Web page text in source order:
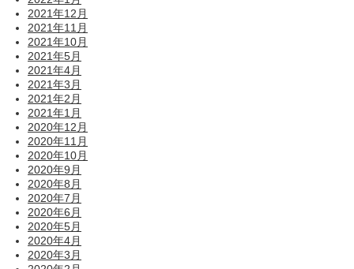
2021年12月
2021年11月
2021年10月
2021年5月
2021年4月
2021年3月
2021年2月
2021年1月
2020年12月
2020年11月
2020年10月
2020年9月
2020年8月
2020年7月
2020年6月
2020年5月
2020年4月
2020年3月